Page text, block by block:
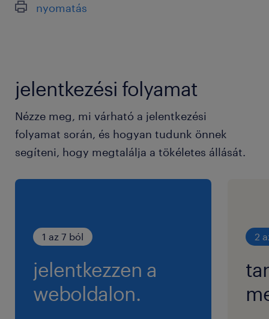
nyomatás
jelentkezési folyamat
Nézze meg, mi várható a jelentkezési
folyamat során, és hogyan tudunk önnek
segíteni, hogy megtalálja a tökéletes állását.
1 az 7 ból
jelentkezzen a
weboldalon.
2